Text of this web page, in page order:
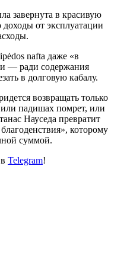
завернута в красивую
от эксплуатации
nafta даже «в
— ради содержания
в долговую кабалу.
возвращать только
падишах помрет, или
Науседа превратит
которому
суммой.
Telegram!